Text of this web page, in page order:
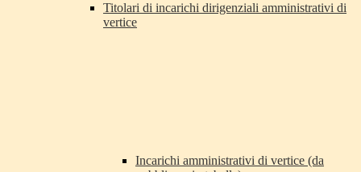
Titolari di incarichi dirigenziali amministrativi di
vertice
Incarichi amministrativi di vertice (da